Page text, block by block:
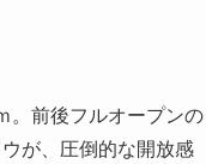
。前後フルオープンの
が、圧倒的な開放感